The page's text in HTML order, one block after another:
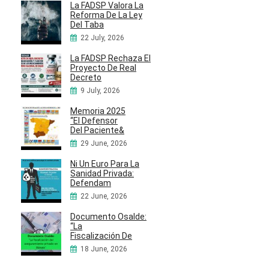
La FADSP Valora La
Reforma De La Ley
Del Taba
22 July, 2026
La FADSP Rechaza El
Proyecto De Real
Decreto
9 July, 2026
Memoria 2025
“El Defensor
Del Paciente&
29 June, 2026
Ni Un Euro Para La
Sanidad Privada:
Defendam
22 June, 2026
Documento Osalde:
“La
Fiscalización De
18 June, 2026